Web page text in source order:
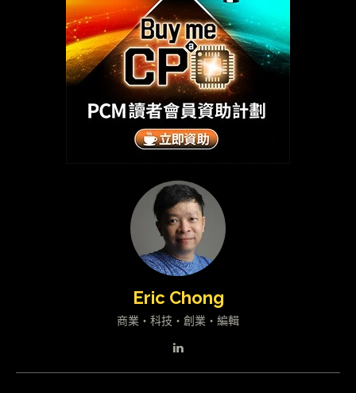
Eric Chong
商業・科技・創業・編輯